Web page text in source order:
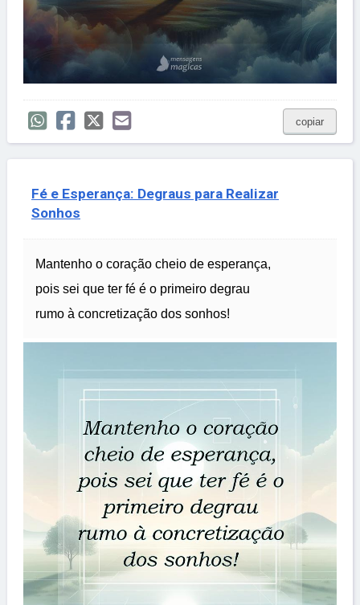
copiar
Fé e Esperança: Degraus para Realizar
Sonhos
Mantenho o coração cheio de esperança,
pois sei que ter fé é o primeiro degrau
rumo à concretização dos sonhos!